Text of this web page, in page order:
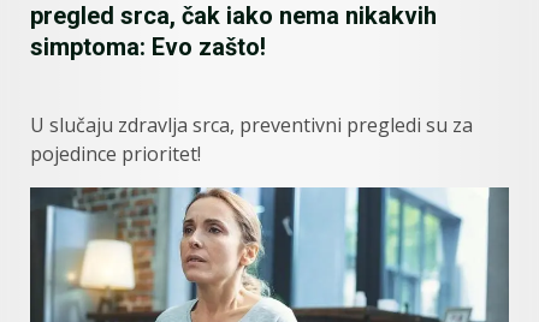
pregled srca, čak iako nema nikakvih
simptoma: Evo zašto!
U slučaju zdravlja srca, preventivni pregledi su za
pojedince prioritet!